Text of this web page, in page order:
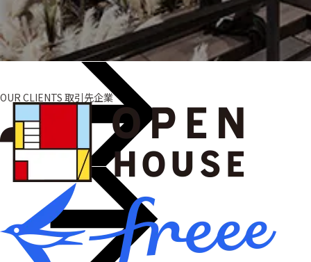
OUR CLIENTS 取引先企業